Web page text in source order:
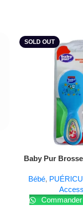
SOLD OUT
Lire La Suite
Baby Pur
Bébé,